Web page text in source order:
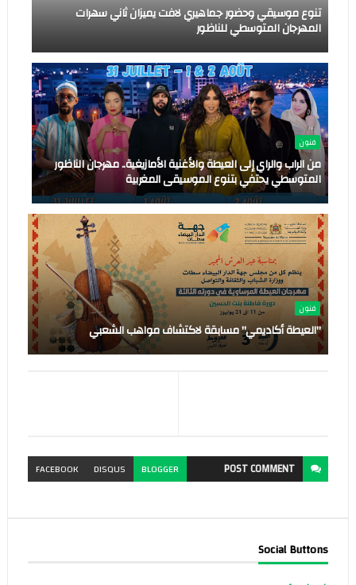
تنوع موسيقي وحضور جماهيري لافت يميزان ثاني سهرات
المهرجان المتوسطي للناظور
فنون
من الراب والراي إلى العيطة والأغنية الأمازيغية.. مهرجان الناظور
المتوسطي يحتفي بتنوع الموسيقى المغربية
فنون
"العيطة أكاديمي" مسابقة لاكتشاف مواهب الشعبي
POSTCOMMENT
BLOGGER
DISQUS
FACEBOOK
Social Buttons